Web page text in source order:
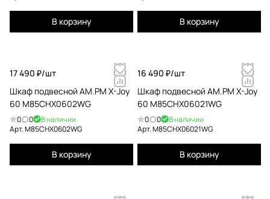
В корзину В корзину
17 490 ₽/шт
Шкаф подвесной AM.PM X-Joy
60 M85CHX0602WG
0 0
В наличии
Арт.M85CHX0602WG
В корзину
16 490 ₽/шт
Шкаф подвесной AM.PM X-Joy
60 M85CHX06021WG
0 0
В наличии
Арт.M85CHX06021WG
В корзину